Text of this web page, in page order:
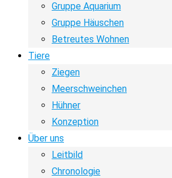
Gruppe Aquarium
Gruppe Häuschen
Betreutes Wohnen
Tiere
Ziegen
Meerschweinchen
Hühner
Konzeption
Über uns
Leitbild
Chronologie